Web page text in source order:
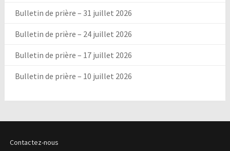
Bulletin de prière – 31 juillet 2026
Bulletin de prière – 24 juillet 2026
Bulletin de prière – 17 juillet 2026
Bulletin de prière – 10 juillet 2026
Contactez-nous